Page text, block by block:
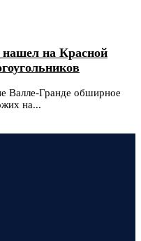
на Красной
Валле-Гранде обширное
на...